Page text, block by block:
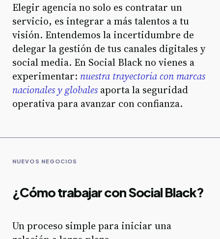
Elegir agencia no solo es contratar un
servicio, es integrar a más talentos a tu
visión. Entendemos la incertidumbre de
delegar la gestión de tus canales digitales y
social media. En Social Black no vienes a
experimentar: nuestra trayectoria con marcas
nacionales y globalesaporta la seguridad
operativa para avanzar con confianza.
NUEVOS NEGOCIOS
¿Cómo trabajar con Social Black?
Un proceso simple para iniciar una